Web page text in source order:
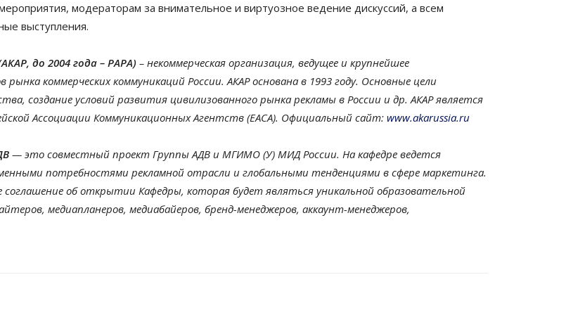
модераторам за внимательное и виртуозное ведение дискуссий, а всем
выступления.
до 2004 года – РАРА) – некоммерческая организация, ведущее и крупнейшее
рынка коммерческих коммуникаций России. АКАР основана в 1993 году. Основные цели
создание условий развития цивилизованного рынка рекламы в России и др. АКАР является
Ассоциации Коммуникационных Агентств (ЕАСА). Официальный сайт: www.akarussia.ru
— это совместный проект Группы АДВ и МГИМО (У) МИД России. На кафедре ведется
потребностями рекламной отрасли и глобальными тенденциями в сфере маркетинга.
об открытии Кафедры, которая будет являться уникальной образовательной
медиапланеров, медиабайеров, бренд-менеджеров, аккаунт-менеджеров,